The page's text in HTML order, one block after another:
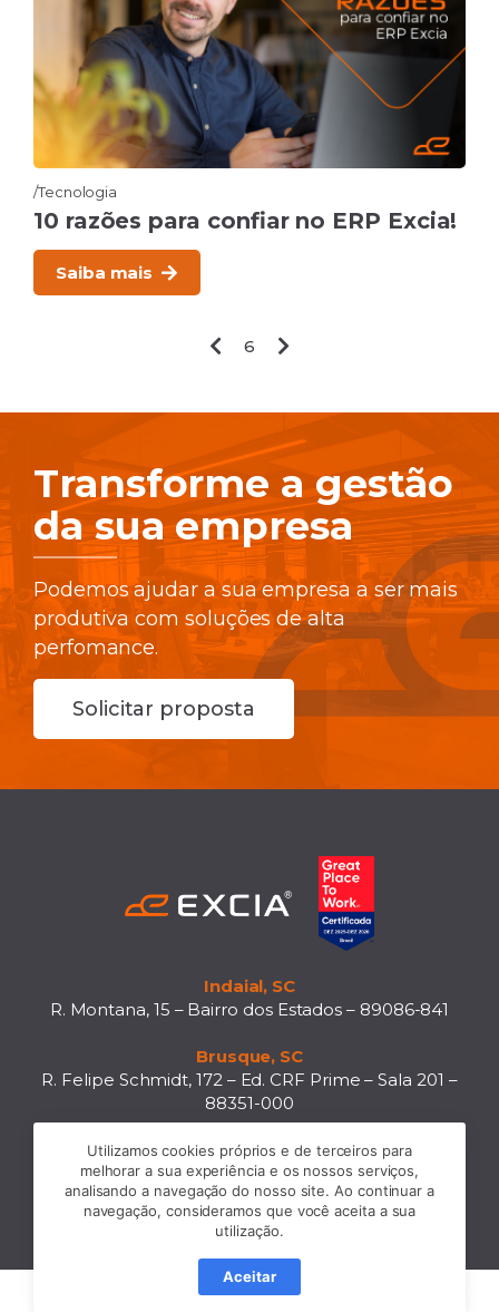
Tecnologia
10 razões para confiar no ERP Excia!
Saiba mais
6
Transforme a gestão
da sua empresa
Podemos ajudar a sua empresa a ser mais
produtiva com soluções de alta
perfomance.
Solicitar proposta
Indaial, SC
R. Montana, 15 – Bairro dos Estados – 89086-841
Brusque, SC
R. Felipe Schmidt, 172 – Ed. CRF Prime – Sala 201 –
88351-000
YouTubeFacebookInstagramLinkedIn
Utilizamos cookies próprios e de terceiros para
melhorar a sua experiência e os nossos serviços,
analisando a navegação do nosso site. Ao continuar a
navegação, consideramos que você aceita a sua
utilização.
Aceitar